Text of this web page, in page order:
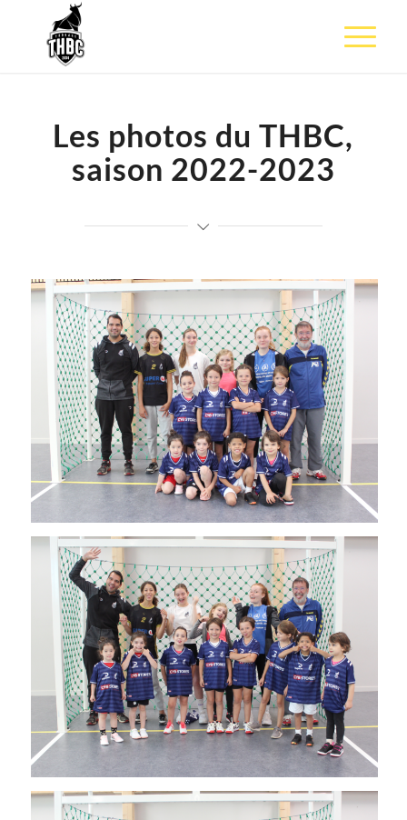
Les photos du THBC,
saison 2022-2023